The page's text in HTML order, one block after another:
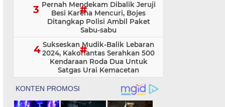
Pernah Mendekam Dibalik Jeruji
Besi Karena Mencuri, Bojes
Ditangkap Polisi Ambil Paket
Sabu-sabu
Sukseskan Mudik-Balik Lebaran
2024, Kakorlantas Serahkan 500
Kendaraan Roda Dua Untuk
Satgas Urai Kemacetan